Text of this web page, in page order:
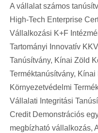
A vállalat számos
High-Tech Enterprise
Vállalkozási K+F
Tartományi Innovatív
Tanúsítvány, Kínai Zöld
Terméktanúsítvány,
Környezetvédelmi
Vállalati Integritási
Credit Demonstrációs
megbízható vállalkozás,